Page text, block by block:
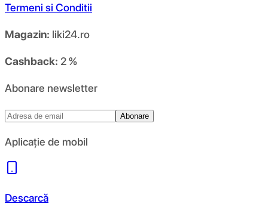
Termeni si Conditii
Magazin: liki24.ro
Cashback: 2 %
Abonare newsletter
Abonare
Aplicație de mobil
Descarcă